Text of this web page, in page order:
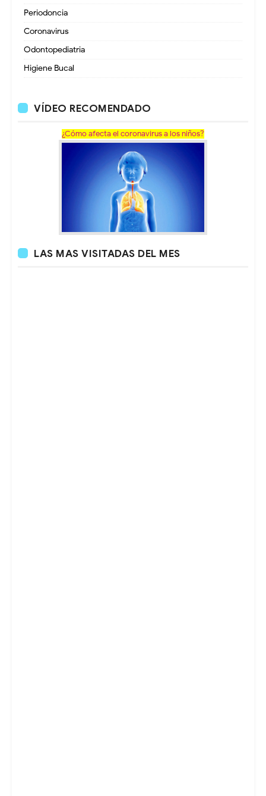
Periodoncia
Coronavirus
Odontopediatria
Higiene Bucal
VÍDEO RECOMENDADO
¿Cómo afecta el coronavirus a los niños?
LAS MAS VISITADAS DEL MES